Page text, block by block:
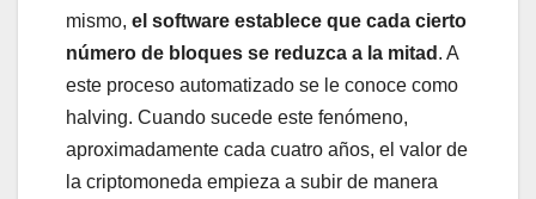
mismo, el software establece que cada cierto
número de bloques se reduzca a la mitad . A
este proceso automatizado se le conoce como
halving. Cuando sucede este fenómeno,
aproximadamente cada cuatro años, el valor de
la criptomoneda empieza a subir de manera